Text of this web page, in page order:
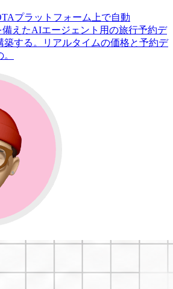
プラットフォーム上で自動
えたAIエージェント用の旅行予約デ
築する。リアルタイムの価格と予約デ